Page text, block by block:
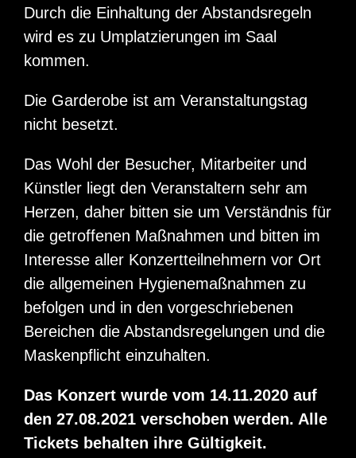
Durch die Einhaltung der Abstandsregeln
wird es zu Umplatzierungen im Saal
kommen.
Die Garderobe ist am Veranstaltungstag
nicht besetzt.
Das Wohl der Besucher, Mitarbeiter und
Künstler liegt den Veranstaltern sehr am
Herzen, daher bitten sie um Verständnis für
die getroffenen Maßnahmen und bitten im
Interesse aller Konzertteilnehmern vor Ort
die allgemeinen Hygienemaßnahmen zu
befolgen und in den vorgeschriebenen
Bereichen die Abstandsregelungen und die
Maskenpflicht einzuhalten.
Das Konzert wurde vom 14.11.2020 auf
den 27.08.2021 verschoben werden. Alle
Tickets behalten ihre Gültigkeit.